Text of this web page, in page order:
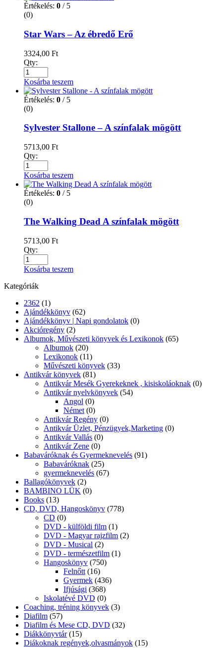
Értékelés: 0 / 5
(0)
Star Wars – Az ébredő Erő
3324,00 Ft
Qty:
Kosárba teszem
Értékelés: 0 / 5
(0)
Sylvester Stallone – A színfalak mögött
5713,00 Ft
Qty:
Kosárba teszem
Értékelés: 0 / 5
(0)
The Walking Dead A színfalak mögött
5713,00 Ft
Qty:
Kosárba teszem
Kategóriák
2362 (1)
Ajándékkönyv (62)
Ajándékkönyv | Napi gondolatok (0)
Akcióregény (2)
Albumok, Művészeti könyvek és Lexikonok (65)
Albumok (20)
Lexikonok (11)
Művészeti könyvek (33)
Antikvár könyvek (81)
Antikvár Mesék Gyerekeknek , kisiskoláoknak (0)
Antikvár nyelvkönyvek (54)
Angol (0)
Német (0)
Antikvár Regény (0)
Antikvár Üzlet, Pénzügyek,Marketing (0)
Antikvár Vallás (0)
Antikvár Zene (0)
Babaváróknak és Gyermeknevelés (91)
Babaváróknak (25)
gyermeknevelés (67)
Ballagókönyvek (2)
BAMBINO LÜK (0)
Books (13)
CD, DVD, Hangoskönyv (778)
CD (0)
DVD - külföldi film (1)
DVD - Magyar rajzfilm (2)
DVD - Musical (2)
DVD - természetfilm (1)
Hangoskönyv (750)
Felnőtt (16)
Gyermek (436)
Ifjúsági (368)
Iskolatévé DVD (0)
Coaching, tréning könyvek (3)
Diafilm (57)
Diafilm és Mese CD, DVD (32)
Diákkönyvtár (15)
Diákoknak regények,olvasmányok (15)